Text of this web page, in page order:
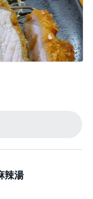
辣湯